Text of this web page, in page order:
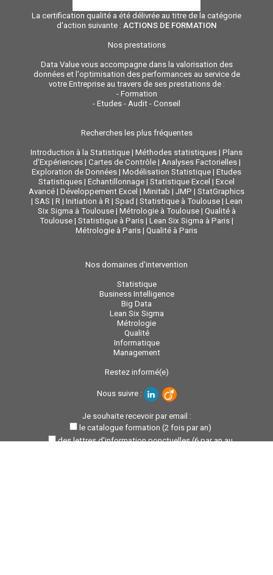
La certification qualité a été délivrée au titre de la catégorie
d'action suivante : ACTIONS DE FORMATION
Nos prestations
Data Value vous accompagne dans la valorisation des
données et l'optimisation des performances au service de
votre Entreprise au travers de ses prestations de :
- Formation
- Etudes - Audit - Conseil
Recherches les plus fréquentes
Introduction à la Statistique | Méthodes statistiques | Plans
d'Expériences| Cartes de Contrôle| Analyses Factorielles|
Exploration de Données | Modélisation Statistique | Etudes
Statistiques | Echantillonnage | Statistique Excel | Excel
Avancé | Développement Excel | Minitab | JMP | StatGraphics
| SAS | R| Initiation à R| Spad | Statistique à Toulouse| Lean
Six Sigma à Toulouse| Métrologie à Toulouse| Qualité à
Toulouse | Statistique à Paris | Lean Six Sigma à Paris |
Métrologie à Paris | Qualité à Paris
Nos domaines d'intervention
Statistique
Business Intelligence
Big Data
Lean Six Sigma
Métrologie
Qualité
Informatique
Management
Restez informé(e)
Nous suivre :
Je souhaite recevoir par email :
le catalogue formation (2 fois par an)
des lettres d'information ponctuelles (6 par an au